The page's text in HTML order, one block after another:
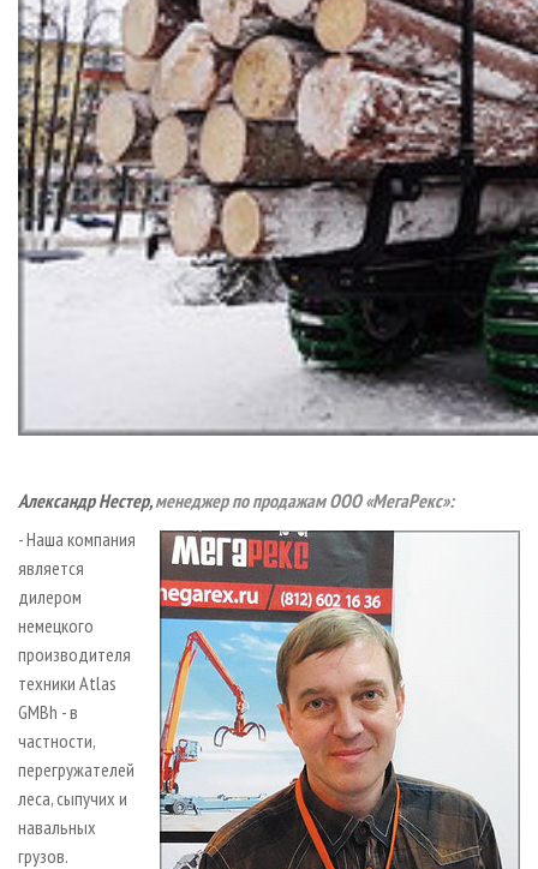
Александр Нестер,менеджер по продажам ООО «МегаРекс»:
- Наша компания
является
дилером
немецкого
производителя
техники Atlas
GMBh - в
частности,
перегружателей
леса, сыпучих и
навальных
грузов.